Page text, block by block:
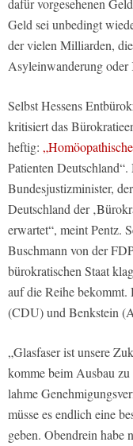
dafür vorgesehenen
Geld sei unbedingt
der vielen Milliarden,
Asyleinwanderung
Selbst Hessens
kritisiert das
heftig:
Patienten
Bundesjustizminister,
Deutschland der
erwartet“, meint Pentz.
Buschmann von der
bürokratischen Staat
auf die Reihe
(CDU) und Benkstein
„Glasfaser ist unsere
komme beim Ausbau
lahme
müsse es endlich eine
geben. Obendrein habe